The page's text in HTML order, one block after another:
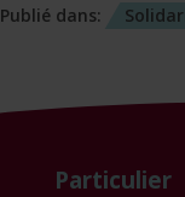
Publié dans:
Particulier